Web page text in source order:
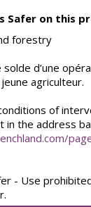
Safer on this
forestry
d’une
agriculteur.
of
in the address
- Use